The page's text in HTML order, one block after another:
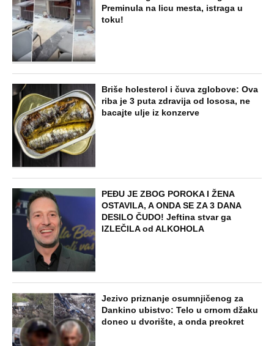
Preminula na licu mesta, istraga u
toku!
Briše holesterol i čuva zglobove: Ova
riba je 3 puta zdravija od lososa, ne
bacajte ulje iz konzerve
PEĐU JE ZBOG POROKA I ŽENA
OSTAVILA, A ONDA SE ZA 3 DANA
DESILO ČUDO! Jeftina stvar ga
IZLEČILA od ALKOHOLA
Jezivo priznanje osumnjičenog za
Dankino ubistvo: Telo u crnom džaku
doneo u dvorište, a onda preokret